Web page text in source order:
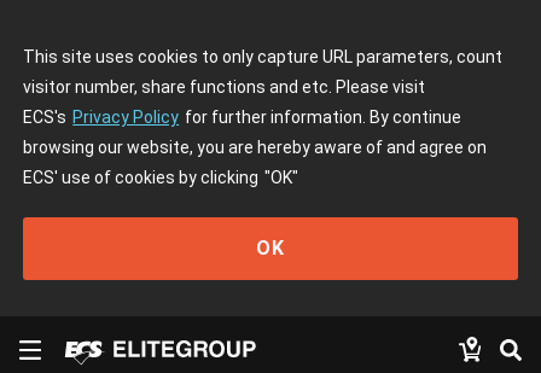
This site uses cookies to only capture URL parameters, count
visitor number, share functions and etc. Please visit
ECS's Privacy Policy for further information. By continue
browsing our website, you are hereby aware of and agree on
ECS' use of cookies by clicking "OK"
OK